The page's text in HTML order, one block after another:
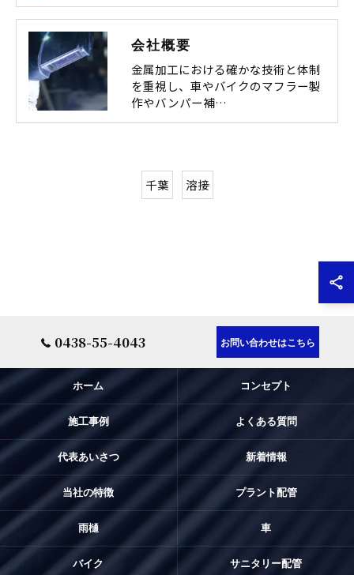
会社概要
金属加工における確かな技術と体制
を重視し、車やバイクのマフラー製
作やバンパー補…
千葉 溶接
0438-55-4043 お問い合わせはこちら
ホーム コンセプト
施工事例 よくある質問
代表あいさつ 新着情報
当社の特徴 プラント配管
雨樋 車
バイク サニタリー配管